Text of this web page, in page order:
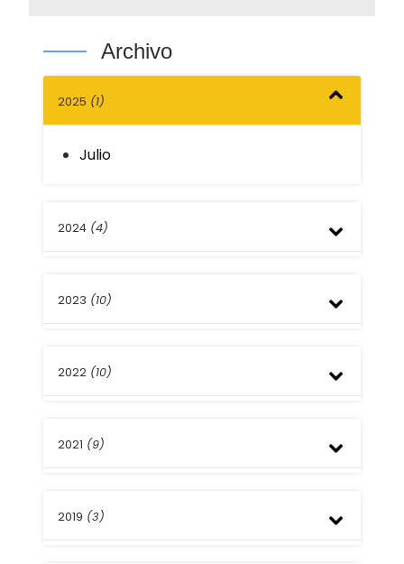
Archivo
2025 (1)
Julio
2024 (4)
Marzo
2023 (10)
Junio
Marzo
2022 (10)
Octubre
Marzo
2021 (9)
Noviembre
2019 (3)